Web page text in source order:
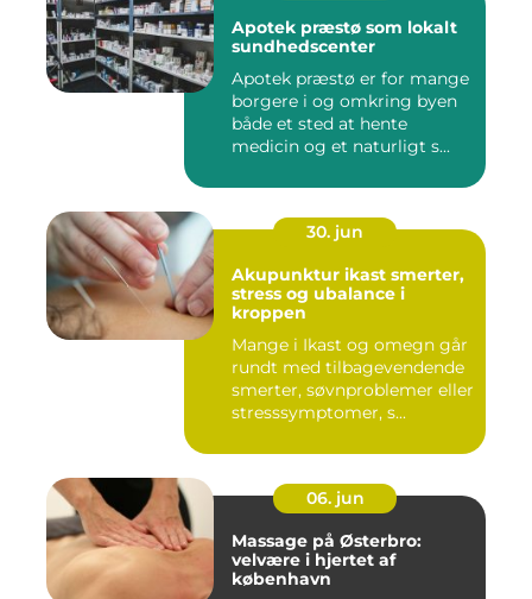
Apotek præstø som lokalt
sundhedscenter
Apotek præstø er for mange
borgere i og omkring byen
både et sted at hente
medicin og et naturligt s...
30. jun
Akupunktur ikast smerter,
stress og ubalance i
kroppen
Mange i Ikast og omegn går
rundt med tilbagevendende
smerter, søvnproblemer eller
stresssymptomer, s...
06. jun
Massage på Østerbro:
velvære i hjertet af
københavn